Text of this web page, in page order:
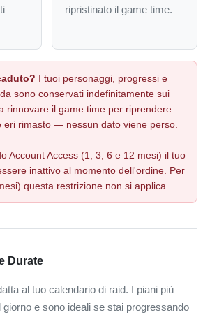
ripristinato il game time.
I tuoi personaggi, progressi e
sono conservati indefinitamente sui
rinnovare il game time per riprendere
eri rimasto — nessun dato viene perso.
Account Access (1, 3, 6 e 12 mesi) il tuo
inattivo al momento dell'ordine. Per
questa restrizione non si applica.
Durate
al tuo calendario di raid. I piani più
e sono ideali se stai progressando